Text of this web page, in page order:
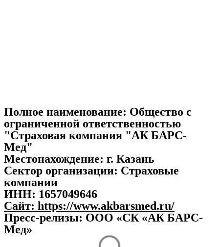
Полное наименование: Общество с
ограниченной ответственностью
"Страховая компания "АК БАРС-
Мед"
Местонахождение: г. Казань
Сектор организации: Страховые
компании
ИНН: 1657049646
Сайт: https://www.akbarsmed.ru/
Пресс-релизы: ООО «СК «АК БАРС-
Мед»